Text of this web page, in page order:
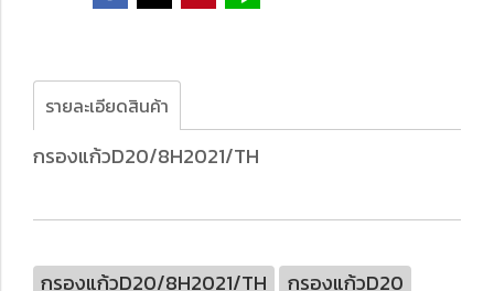
รายละเอียดสินค้า
กรองแก้วD20/8H2021/TH
กรองแก้วD20/8H2021/TH กรองแก้วD20